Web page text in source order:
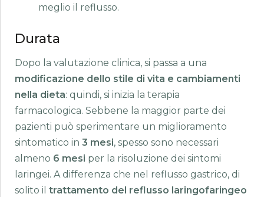
meglio il reflusso.
Durata
Dopo la valutazione clinica, si passa a una
modificazione dello stile di vita e cambiamenti
nella dieta: quindi, si inizia la terapia
farmacologica. Sebbene la maggior parte dei
pazienti può sperimentare un miglioramento
sintomatico in 3 mesi, spesso sono necessari
almeno 6 mesi per la risoluzione dei sintomi
laringei. A differenza che nel reflusso gastrico, di
solito il trattamento del reflusso laringofaringeo